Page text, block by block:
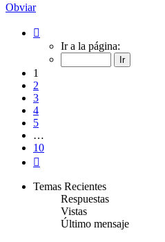
Obviar
Ir a la página:
1
2
3
4
5
…
10
Temas Recientes
Respuestas
Vistas
Último mensaje